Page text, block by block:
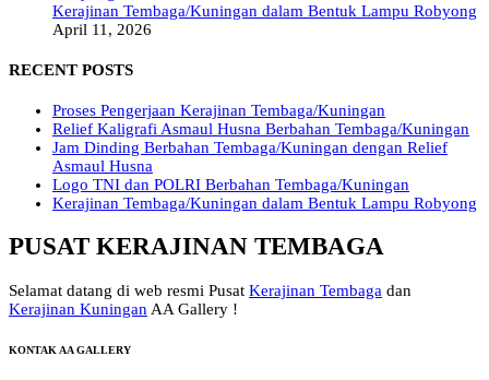
Kerajinan Tembaga/Kuningan dalam Bentuk Lampu Robyong
April 11, 2026
RECENT POSTS
Proses Pengerjaan Kerajinan Tembaga/Kuningan
Relief Kaligrafi Asmaul Husna Berbahan Tembaga/Kuningan
Jam Dinding Berbahan Tembaga/Kuningan dengan Relief
Asmaul Husna
Logo TNI dan POLRI Berbahan Tembaga/Kuningan
Kerajinan Tembaga/Kuningan dalam Bentuk Lampu Robyong
PUSAT KERAJINAN TEMBAGA
Selamat datang di web resmi Pusat Kerajinan Tembaga dan
Kerajinan Kuningan AA Gallery !
KONTAK AA GALLERY